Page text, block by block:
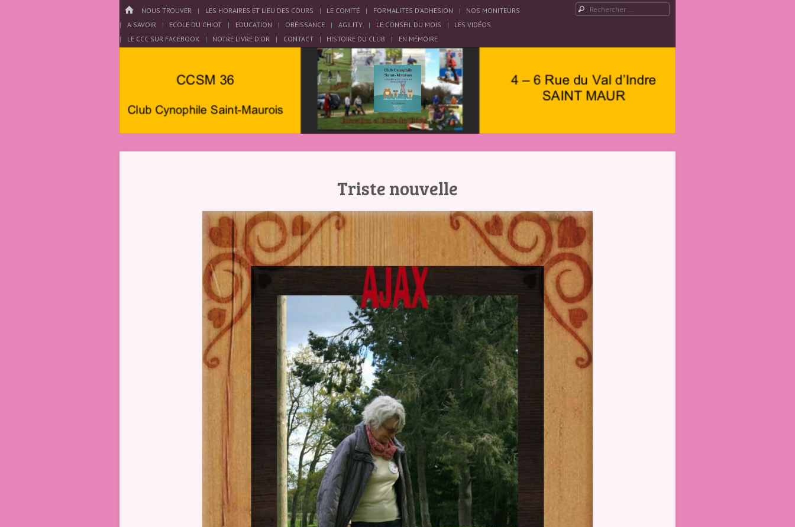
HOME
Menu
PASSER AU CONTENU
NOUS TROUVER LES HORAIRES ET LIEU DES COURS LE COMITÉ FORMALITES D’ADHESION
NOS MONITEURS
A SAVOIR
ECOLE DU CHIOT EDUCATION OBÉISSANCE AGILITY LE CONSEIL DU MOIS
LES VIDÉOS
LE CCC SUR FACEBOOK
NOTRE LIVRE D’OR CONTACT HISTOIRE DU CLUB EN MÉMOIRE
Rechercher
Club
Saint
Maurois –
Club
Canin
Indre 36
Triste nouvelle